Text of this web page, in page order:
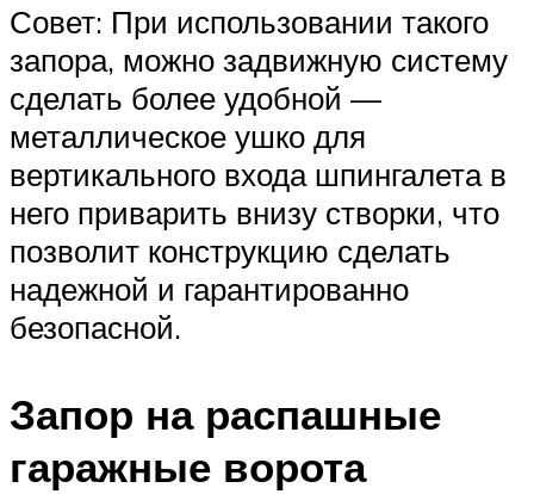
Совет: При использовании такого
запора, можно задвижную систему
сделать более удобной —
металлическое ушко для
вертикального входа шпингалета в
него приварить внизу створки, что
позволит конструкцию сделать
надежной и гарантированно
безопасной.
Запор на распашные
гаражные ворота